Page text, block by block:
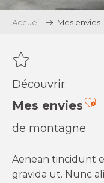
Accueil Mes envies
Découvrir
Mes envies
de montagne
Aenean tincidunt
gravida ut. Nunc